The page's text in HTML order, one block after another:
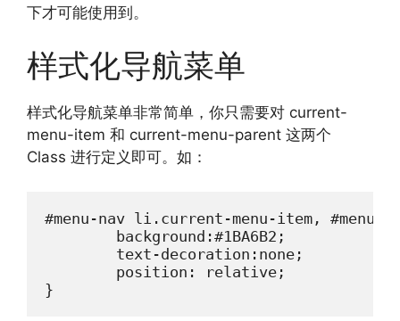
下才可能使用到。
样式化导航菜单
样式化导航菜单非常简单，你只需要对 current-
menu-item 和 current-menu-parent 这两个
Class 进行定义即可。如：
#menu-nav li.current-menu-item,